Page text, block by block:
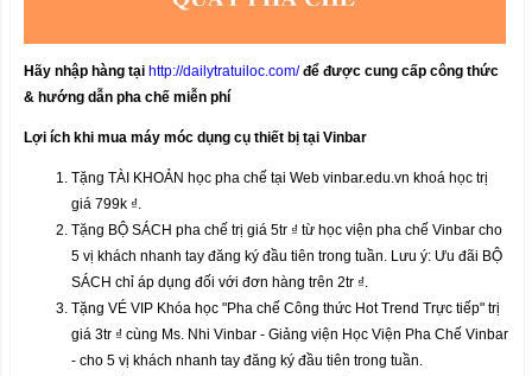
Hãy nhập hàng tại http://dailytratuiloc.com/để được cung cấp công thức
& hướng dẫn pha chế miễn phí
Lợi ích khi mua máy móc dụng cụ thiết bị tại Vinbar
Tặng TÀI KHOẢN học pha chế tại Web vinbar.edu.vn khoá học trị
giá 799k ₫.
Tặng BỘ SÁCH pha chế trị giá 5tr ₫ từ học viện pha chế Vinbar cho
5 vị khách nhanh tay đăng ký đầu tiên trong tuần. Lưu ý: Ưu đãi BỘ
SÁCH chỉ áp dụng đối với đơn hàng trên 2tr ₫.
Tặng VÉ VIP Khóa học "Pha chế Công thức Hot Trend Trực tiếp" trị
giá 3tr ₫ cùng Ms. Nhi Vinbar - Giảng viện Học Viện Pha Chế Vinbar
- cho 5 vị khách nhanh tay đăng ký đầu tiên trong tuần.